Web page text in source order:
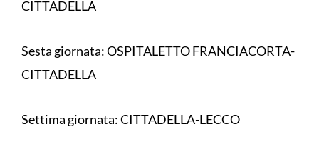
CITTADELLA
Sesta giornata: OSPITALETTO FRANCIACORTA-
CITTADELLA
Settima giornata: CITTADELLA-LECCO